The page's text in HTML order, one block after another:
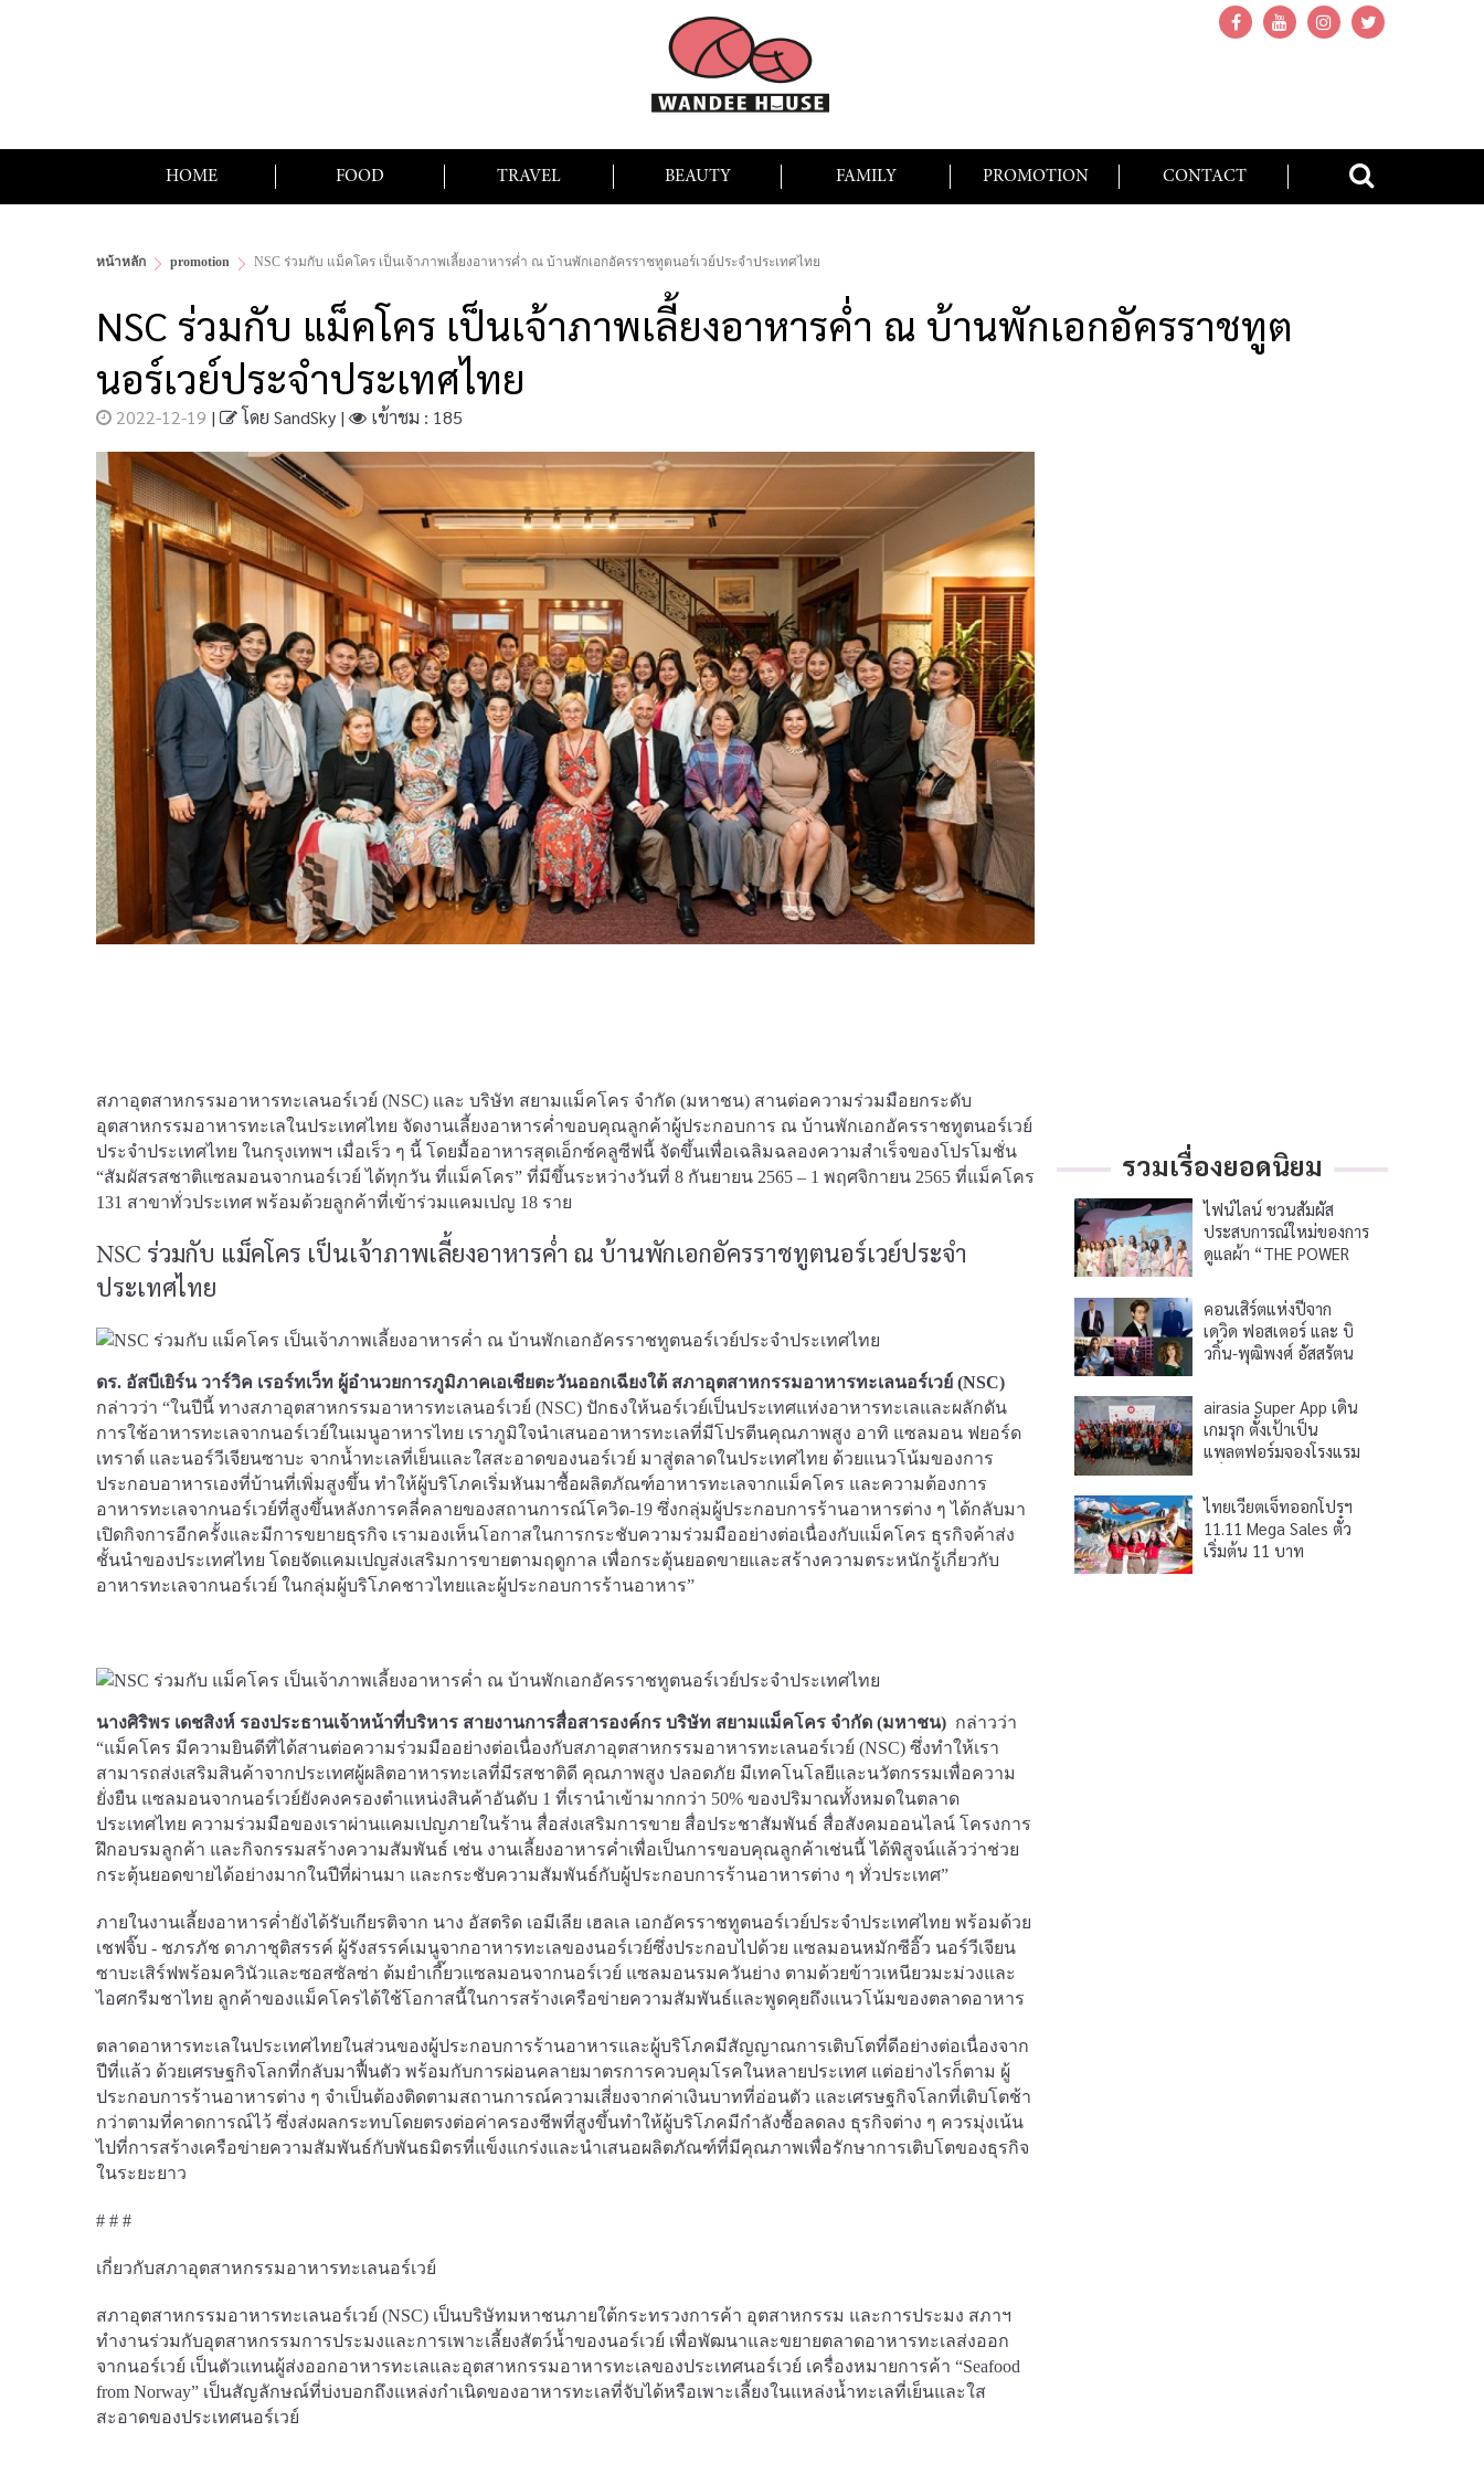
HOME FOOD TRAVEL BEAUTY FAMILY PROMOTION CONTACT
หน้าหลัก promotion NSC ร่วมกับ แม็คโคร เป็นเจ้าภาพเลี้ยงอาหารค่ำ ณ บ้านพักเอกอัครราชทูตนอร์เวย์ประจำประเทศไทย
NSC ร่วมกับ แม็คโคร เป็นเจ้าภาพเลี้ยงอาหารค่ำ ณ บ้านพักเอกอัครราชทูต
นอร์เวย์ประจำประเทศไทย
2022-12-19 | โดย SandSky | เข้าชม : 185
สภาอุตสาหกรรมอาหารทะเลนอร์เวย์ (NSC) และ บริษัท สยามแม็คโคร จำกัด (มหาชน) สานต่อความร่วมมือยกระดับ
อุตสาหกรรมอาหารทะเลในประเทศไทย จัดงานเลี้ยงอาหารค่ำขอบคุณลูกค้าผู้ประกอบการ ณ บ้านพักเอกอัครราชทูตนอร์เวย์
ประจำประเทศไทย ในกรุงเทพฯ เมื่อเร็ว ๆ นี้ โดยมื้ออาหารสุดเอ็กซ์คลูซีฟนี้ จัดขึ้นเพื่อเฉลิมฉลองความสำเร็จของโปรโมชั่น
“สัมผัสรสชาติแซลมอนจากนอร์เวย์ ได้ทุกวัน ที่แม็คโคร” ที่มีขึ้นระหว่างวันที่ 8 กันยายน 2565 – 1 พฤศจิกายน 2565 ที่แม็คโคร
131 สาขาทั่วประเทศ พร้อมด้วยลูกค้าที่เข้าร่วมแคมเปญ 18 ราย
NSC ร่วมกับ แม็คโคร เป็นเจ้าภาพเลี้ยงอาหารค่ำ ณ บ้านพักเอกอัครราชทูตนอร์เวย์ประจำ
ประเทศไทย
ดร. อัสบีเยิร์น วาร์วิค เรอร์ทเว็ท ผู้อำนวยการภูมิภาคเอเชียตะวันออกเฉียงใต้ สภาอุตสาหกรรมอาหารทะเลนอร์เวย์ (NSC)
กล่าวว่า “ในปีนี้ ทางสภาอุตสาหกรรมอาหารทะเลนอร์เวย์ (NSC) ปักธงให้นอร์เวย์เป็นประเทศแห่งอาหารทะเลและผลักดัน
การใช้อาหารทะเลจากนอร์เวย์ในเมนูอาหารไทย เราภูมิใจนำเสนออาหารทะเลที่มีโปรตีนคุณภาพสูง อาทิ แซลมอน ฟยอร์ด
เทราต์ และนอร์วีเจียนซาบะ จากน้ำทะเลที่เย็นและใสสะอาดของนอร์เวย์ มาสู่ตลาดในประเทศไทย ด้วยแนวโน้มของการ
ประกอบอาหารเองที่บ้านที่เพิ่มสูงขึ้น ทำให้ผู้บริโภคเริ่มหันมาซื้อผลิตภัณฑ์อาหารทะเลจากแม็คโคร และความต้องการ
อาหารทะเลจากนอร์เวย์ที่สูงขึ้นหลังการคลี่คลายของสถานการณ์โควิด-19 ซึ่งกลุ่มผู้ประกอบการร้านอาหารต่าง ๆ ได้กลับมา
เปิดกิจการอีกครั้งและมีการขยายธุรกิจ เรามองเห็นโอกาสในการกระชับความร่วมมืออย่างต่อเนื่องกับแม็คโคร ธุรกิจค้าส่ง
ชั้นนำของประเทศไทย โดยจัดแคมเปญส่งเสริมการขายตามฤดูกาล เพื่อกระตุ้นยอดขายและสร้างความตระหนักรู้เกี่ยวกับ
อาหารทะเลจากนอร์เวย์ ในกลุ่มผู้บริโภคชาวไทยและผู้ประกอบการร้านอาหาร”
นางศิริพร เดชสิงห์ รองประธานเจ้าหน้าที่บริหาร สายงานการสื่อสารองค์กร บริษัท สยามแม็คโคร จำกัด (มหาชน) กล่าวว่า
“แม็คโคร มีความยินดีที่ได้สานต่อความร่วมมืออย่างต่อเนื่องกับสภาอุตสาหกรรมอาหารทะเลนอร์เวย์ (NSC) ซึ่งทำให้เรา
สามารถส่งเสริมสินค้าจากประเทศผู้ผลิตอาหารทะเลที่มีรสชาติดี คุณภาพสูง ปลอดภัย มีเทคโนโลยีและนวัตกรรมเพื่อความ
ยั่งยืน แซลมอนจากนอร์เวย์ยังคงครองตำแหน่งสินค้าอันดับ 1 ที่เรานำเข้ามากกว่า 50% ของปริมาณทั้งหมดในตลาด
ประเทศไทย ความร่วมมือของเราผ่านแคมเปญภายในร้าน สื่อส่งเสริมการขาย สื่อประชาสัมพันธ์ สื่อสังคมออนไลน์ โครงการ
ฝึกอบรมลูกค้า และกิจกรรมสร้างความสัมพันธ์ เช่น งานเลี้ยงอาหารค่ำเพื่อเป็นการขอบคุณลูกค้าเช่นนี้ ได้พิสูจน์แล้วว่าช่วย
กระตุ้นยอดขายได้อย่างมากในปีที่ผ่านมา และกระชับความสัมพันธ์กับผู้ประกอบการร้านอาหารต่าง ๆ ทั่วประเทศ”
ภายในงานเลี้ยงอาหารค่ำยังได้รับเกียรติจาก นาง อัสตริด เอมีเลีย เฮลเล เอกอัครราชทูตนอร์เวย์ประจำประเทศไทย พร้อมด้วย
เชฟจิ๊บ - ชภรภัช ดาภาชุติสรรค์ ผู้รังสรรค์เมนูจากอาหารทะเลของนอร์เวย์ซึ่งประกอบไปด้วย แซลมอนหมักซีอิ๊ว นอร์วีเจียน
ซาบะเสิร์ฟพร้อมควินัวและซอสซัลซ่า ต้มยำเกี๊ยวแซลมอนจากนอร์เวย์ แซลมอนรมควันย่าง ตามด้วยข้าวเหนียวมะม่วงและ
ไอศกรีมชาไทย ลูกค้าของแม็คโครได้ใช้โอกาสนี้ในการสร้างเครือข่ายความสัมพันธ์และพูดคุยถึงแนวโน้มของตลาดอาหาร
ตลาดอาหารทะเลในประเทศไทยในส่วนของผู้ประกอบการร้านอาหารและผู้บริโภคมีสัญญาณการเติบโตที่ดีอย่างต่อเนื่องจาก
ปีที่แล้ว ด้วยเศรษฐกิจโลกที่กลับมาฟื้นตัว พร้อมกับการผ่อนคลายมาตรการควบคุมโรคในหลายประเทศ แต่อย่างไรก็ตาม ผู้
ประกอบการร้านอาหารต่าง ๆ จำเป็นต้องติดตามสถานการณ์ความเสี่ยงจากค่าเงินบาทที่อ่อนตัว และเศรษฐกิจโลกที่เติบโตช้า
กว่าตามที่คาดการณ์ไว้ ซึ่งส่งผลกระทบโดยตรงต่อค่าครองชีพที่สูงขึ้นทำให้ผู้บริโภคมีกำลังซื้อลดลง ธุรกิจต่าง ๆ ควรมุ่งเน้น
ไปที่การสร้างเครือข่ายความสัมพันธ์กับพันธมิตรที่แข็งแกร่งและนำเสนอผลิตภัณฑ์ที่มีคุณภาพเพื่อรักษาการเติบโตของธุรกิจ
ในระยะยาว
# # #
เกี่ยวกับสภาอุตสาหกรรมอาหารทะเลนอร์เวย์
สภาอุตสาหกรรมอาหารทะเลนอร์เวย์ (NSC) เป็นบริษัทมหาชนภายใต้กระทรวงการค้า อุตสาหกรรม และการประมง สภาฯ
ทำงานร่วมกับอุตสาหกรรมการประมงและการเพาะเลี้ยงสัตว์น้ำของนอร์เวย์ เพื่อพัฒนาและขยายตลาดอาหารทะเลส่งออก
จากนอร์เวย์ เป็นตัวแทนผู้ส่งออกอาหารทะเลและอุตสาหกรรมอาหารทะเลของประเทศนอร์เวย์ เครื่องหมายการค้า “Seafood
from Norway” เป็นสัญลักษณ์ที่บ่งบอกถึงแหล่งกำเนิดของอาหารทะเลที่จับได้หรือเพาะเลี้ยงในแหล่งน้ำทะเลที่เย็นและใส
สะอาดของประเทศนอร์เวย์
รวมเรื่องยอดนิยม
ไฟน์ไลน์ ชวนสัมผัส
ประสบการณ์ใหม่ของการ
ดูแลผ้า “THE POWER
คอนเสิร์ตแห่งปีจาก
เดวิด ฟอสเตอร์ และ บิ
วกิ้น-พุฒิพงศ์ อัสสรัตน
airasia Super App เดิน
เกมรุก ตั้งเป้าเป็น
แพลตฟอร์มจองโรงแรม
ไทยเวียตเจ็ทออกโปรฯ
11.11 Mega Sales ตั๋ว
เริ่มต้น 11 บาท